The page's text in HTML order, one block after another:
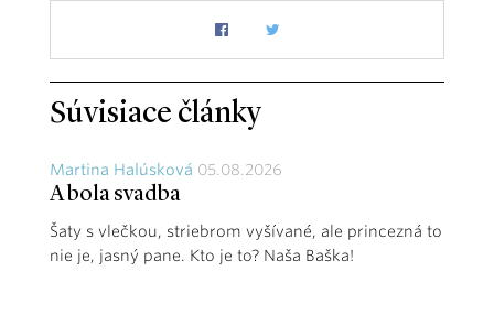
Súvisiace články
Martina Halúsková 05.08.2026
A bola svadba
Šaty s vlečkou, striebrom vyšívané, ale princezná to
nie je, jasný pane. Kto je to? Naša Baška!